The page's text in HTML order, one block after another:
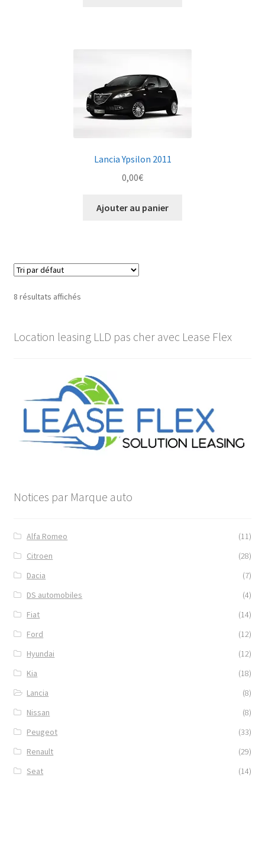
Lancia Ypsilon 2011
0,00€
Ajouter au panier
8 résultats affichés
Location leasing LLD pas cher avec Lease Flex
Notices par Marque auto
Alfa Romeo
(11)
Citroen
(28)
Dacia
(7)
DS automobiles
(4)
Fiat
(14)
Ford
(12)
Hyundai
(12)
Kia
(18)
Lancia
(8)
Nissan
(8)
Peugeot
(33)
Renault
(29)
Seat
(14)